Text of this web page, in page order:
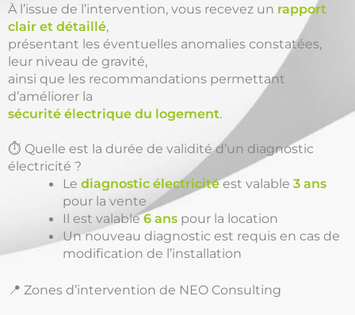
À l’issue de l’intervention, vous recevez un rapport
clair et détaillé,
présentant les éventuelles anomalies constatées,
leur niveau de gravité,
ainsi que les recommandations permettant
d’améliorer la
sécurité électrique du logement.
⏱️ Quelle est la durée de validité d’un diagnostic
électricité ?
Lediagnostic électricitéest valable3 ans
pour la vente
Il est valable6 ans pour la location
Un nouveau diagnostic est requis en cas de
modification de l’installation
📍 Zones d’intervention de NEO Consulting